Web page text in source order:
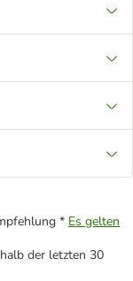
* Es gelten
der letzten 30